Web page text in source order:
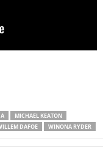
MICHAEL KEATON
DAFOE WINONA RYDER